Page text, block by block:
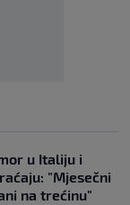
u Italiju i
"Mjesečni
na trećinu"